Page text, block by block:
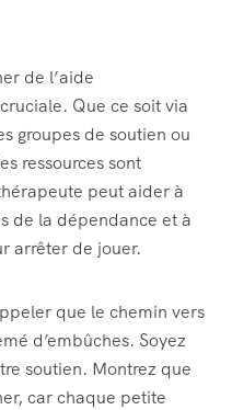
de l’aide
Que ce soit via
groupes de soutien ou
ressources sont
peut aider à
de la dépendance et à
arrêter de jouer.
que le chemin vers
d’embûches. Soyez
soutien. Montrez que
car chaque petite